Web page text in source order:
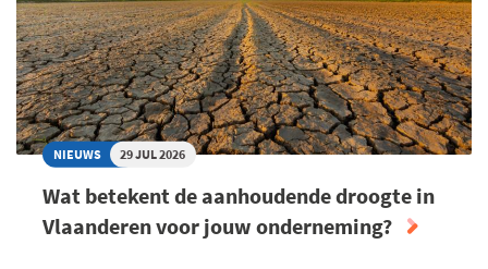
NIEUWS 29 JUL 2026
Wat betekent de aanhoudende droogte in
Vlaanderen voor jouw onderneming?